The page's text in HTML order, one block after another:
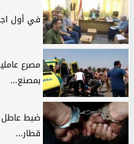
في أول
مصرع
بمصنع...
قطار...